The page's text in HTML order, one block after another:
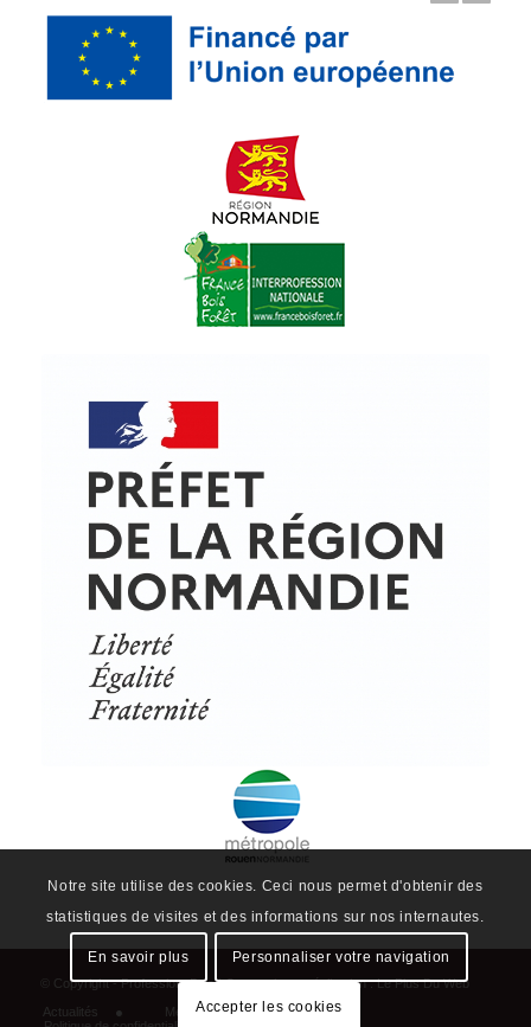
© Copyright - ProfessionsBois | Conception et réalisation :Le Plus Du Web
Actualités
Mentions légales
Notre site utilise des cookies. Ceci nous permet d'obtenir des
statistiques de visites et des informations sur nos internautes.
En savoir plus Personnaliser votre navigation
Accepter les cookies